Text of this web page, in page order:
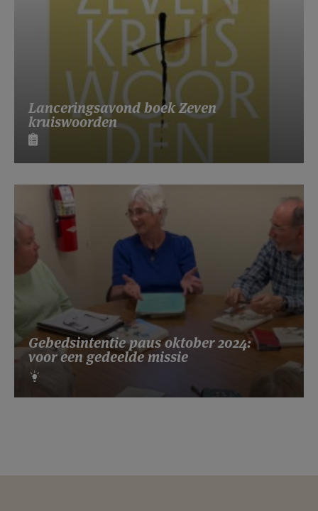
Lanceringsavond boek Zeven
kruiswoorden
Gebedsintentie paus oktober 2024:
voor een gedeelde missie